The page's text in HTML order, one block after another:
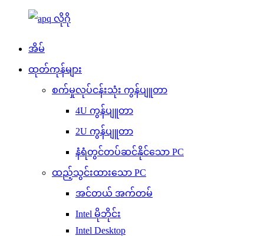
အိမ်
ထုတ်ကုန်များ
စက်မှုလုပ်ငန်းသုံး ကွန်ပျူတာ
4U ကွန်ပျူတာ
2U ကွန်ပျူတာ
နံရံတွင်တပ်ဆင်နိုင်သော PC
ထည့်သွင်းထားသော PC
အင်တယ် အက်တမ်
Intel မိုဘိုင်း
Intel Desktop